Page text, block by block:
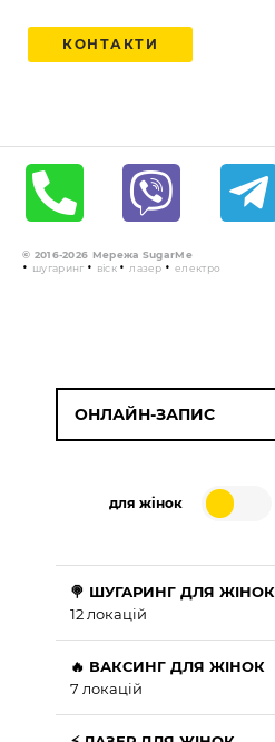
КОНТАКТИ
© 2016-2026 Мережа SugarMe
• шугаринг • віск •лазер •електро
ОНЛАЙН-ЗАПИС
для жінок
🍭 ШУГАРИНГ ДЛЯ ЖІНОК
12 локацій
🔥 ВАКСИНГ ДЛЯ ЖІНОК
7 локацій